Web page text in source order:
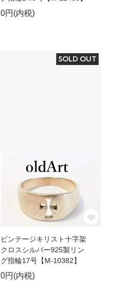
0円(内税)
SOLD OUT
ビンテージキリスト十字架
クロスシルバー925製リン
グ指輪17号【M-10382】
0円(内税)